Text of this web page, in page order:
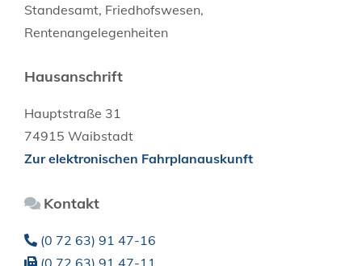
Standesamt, Friedhofswesen,
Rentenangelegenheiten
Hausanschrift
Hauptstraße 31
74915 Waibstadt
Zur elektronischen Fahrplanauskunft
Kontakt
(0 72 63) 91 47-16
(0 72 63) 91 47-11